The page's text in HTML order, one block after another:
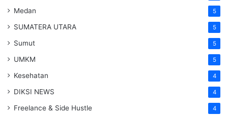
Medan 5
SUMATERA UTARA 5
Sumut 5
UMKM 5
Kesehatan 4
DIKSI NEWS 4
Freelance & Side Hustle 4